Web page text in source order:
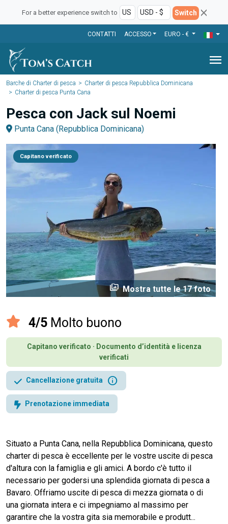
For a better experience switch to Switch
CONTATTI ACCESSO EURO - €
menu
Barche di Charter di pesca
Charter di pesca Repubblica Dominicana
Charter di pesca Punta Cana
Pesca con Jack sul Noemi
Punta Cana (Repubblica Dominicana)
Capitano verificato
perm_media Mostra tutte le 17 foto
4/5 Molto buono
Capitano verificato · Documento d’identità e licenza
verificati
Cancellazione gratuita info
Prenotazione immediata
Situato a Punta Cana, nella Repubblica Dominicana, questo
charter di pesca è eccellente per le vostre uscite di pesca
d'altura con la famiglia e gli amici. A bordo c'è tutto il
necessario per godersi una splendida giornata di pesca a
Bavaro. Offriamo uscite di pesca di mezza giornata o di
una giornata intera e ci impegniamo al massimo per
garantire che la vostra gita sia memorabile e produtt...